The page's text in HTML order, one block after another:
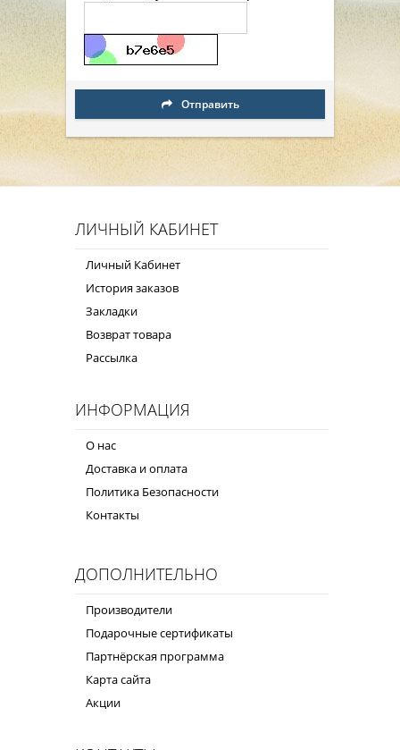
Отправить
ЛИЧНЫЙ КАБИНЕТ
Личный Кабинет
История заказов
Закладки
Возврат товара
Рассылка
ИНФОРМАЦИЯ
О нас
Доставка и оплата
Политика Безопасности
Контакты
ДОПОЛНИТЕЛЬНО
Производители
Подарочные сертификаты
Партнёрская программа
Карта сайта
Акции